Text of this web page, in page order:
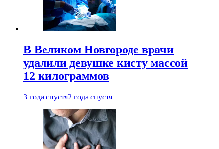
В Великом Новгороде врачи
удалили девушке кисту массой
12 килограммов
3 года спустя2 года спустя